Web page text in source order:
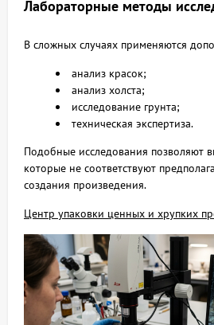
Лабораторные методы
В сложных случаях применяются
анализ красок;
анализ холста;
исследование грунта;
техническая экспертиза.
Подобные исследования позволяют
которые не соответствуют
создания произведения.
Центр упаковки ценных и хрупких